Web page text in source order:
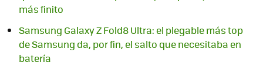
más finito
Samsung Galaxy Z Fold8 Ultra: el plegable más top
de Samsung da, por fin, el salto que necesitaba en
batería